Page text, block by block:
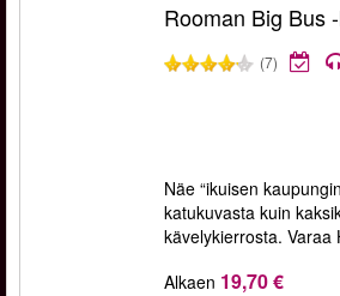
Rooman Big Bus
(7)
Näe “ikuisen
katukuvasta kuin
kävelykierrosta. Varaa
Alkaen 19,70 €